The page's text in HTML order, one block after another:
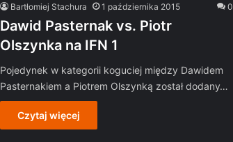
Bartłomiej Stachura 1 października 2015 0
Dawid Pasternak vs. Piotr
Olszynka na IFN 1
Pojedynek w kategorii koguciej między Dawidem
Pasternakiem a Piotrem Olszynką został dodany…
Czytaj więcej